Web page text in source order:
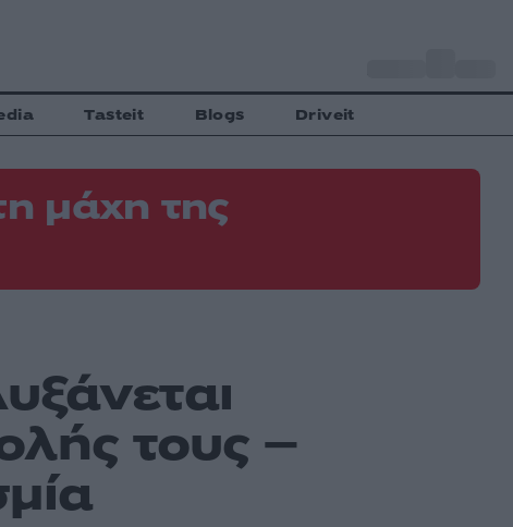
Tasteit Blogs Driveit
μάχη της
τους –